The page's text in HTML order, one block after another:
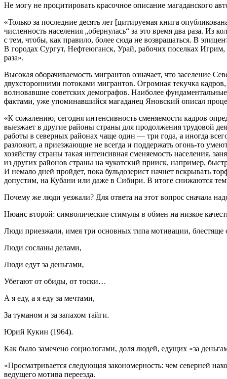
Не могу не процитировать красочное описание магаданского
«Только за последние десять лет [цитируемая книга
численность населения „обернулась“ за это время два раза.
с тем, чтобы, как правило, более сюда не возвращаться. В
В городах Сургут, Нефтеюганск, Урай, рабочих поселках
раза».
Высокая оборачиваемость мигрантов означает, что заселение
двухсторонними потоками мигрантов. Огромная текучка
волновавшие советских демографов. Наиболее
фактами, уже упоминавшийся магаданец Яновский описал
«К сожалению, сегодня интенсивность сменяемости кадров
выезжает в другие районы страны для продолжения трудовой
работы в северных районах чаще один — три года, а иногда
разложит, а приезжающие не всегда и поддержать огонь-то
хозяйству страны такая интенсивная сменяемость населения,
из других районов страны на чукотский прииск, например,
И немало дней пройдет, пока бульдозерист начнет вскрывать
допустим, на Кубани или даже в Сибири. В итоге снижаются
Почему же люди уезжали? Для ответа на этот вопрос сначала
Нюанс второй: символические стимулы в обмен на низкое
Люди приезжали, имея три основных типа мотивации, блестяще
Люди сосланы делами,
Люди едут за деньгами,
Убегают от обиды, от тоски…
А я еду, а я еду за мечтами,
За туманом и за запахом тайги.
Юрий Кукин (1964).
Как было замечено социологами, доля людей, едущих «за
«Просматривается следующая закономерность: чем северней
ведущего мотива переезда.